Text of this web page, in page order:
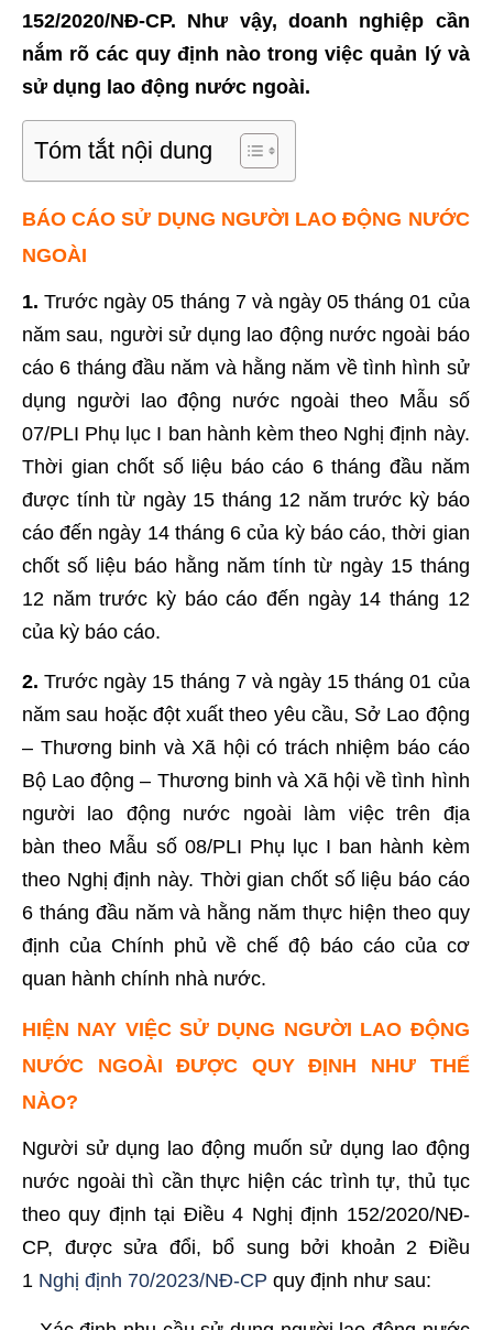
152/2020/NĐ-CP. Như vậy, doanh nghiệp cần
nắm rõ các quy định nào trong việc quản lý và
sử dụng lao động nước ngoài.
Tóm tắt nội dung
BÁO CÁO SỬ DỤNG NGƯỜI LAO ĐỘNG NƯỚC
NGOÀI
1. Trước ngày 05 tháng 7 và ngày 05 tháng 01 của
năm sau, người sử dụng lao động nước ngoài báo
cáo 6 tháng đầu năm và hằng năm về tình hình sử
dụng người lao động nước ngoài theo Mẫu số
07/PLI Phụ lục I ban hành kèm theo Nghị định này.
Thời gian chốt số liệu báo cáo 6 tháng đầu năm
được tính từ ngày 15 tháng 12 năm trước kỳ báo
cáo đến ngày 14 tháng 6 của kỳ báo cáo, thời gian
chốt số liệu báo hằng năm tính từ ngày 15 tháng
12 năm trước kỳ báo cáo đến ngày 14 tháng 12
của kỳ báo cáo.
2. Trước ngày 15 tháng 7 và ngày 15 tháng 01 của
năm sau hoặc đột xuất theo yêu cầu, Sở Lao động
– Thương binh và Xã hộicó trách nhiệm báo cáo
Bộ Lao động – Thương binh và Xã hội về tình hình
người lao động nước ngoài làm việc trên địa
bàntheo Mẫu số 08/PLI Phụ lục I ban hành kèm
theo Nghị định này. Thời gian chốt số liệu báo cáo
6 tháng đầu năm và hằng năm thực hiện theo quy
định của Chính phủ về chế độ báo cáo của cơ
quan hành chính nhà nước.
HIỆN NAY VIỆC SỬ DỤNG NGƯỜI LAO ĐỘNG
NƯỚC NGOÀI ĐƯỢC QUY ĐỊNH NHƯ THẾ
NÀO?
Người sử dụng lao động muốn sử dụng lao động
nước ngoài thì cần thực hiện các trình tự, thủ tục
theo quy định tại Điều 4 Nghị định 152/2020/NĐ-
CP, được sửa đổi, bổ sung bởi khoản 2 Điều
1 Nghị định 70/2023/NĐ-CP quy định như sau: